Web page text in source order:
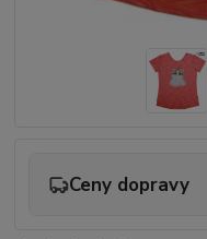
Ceny dopravy